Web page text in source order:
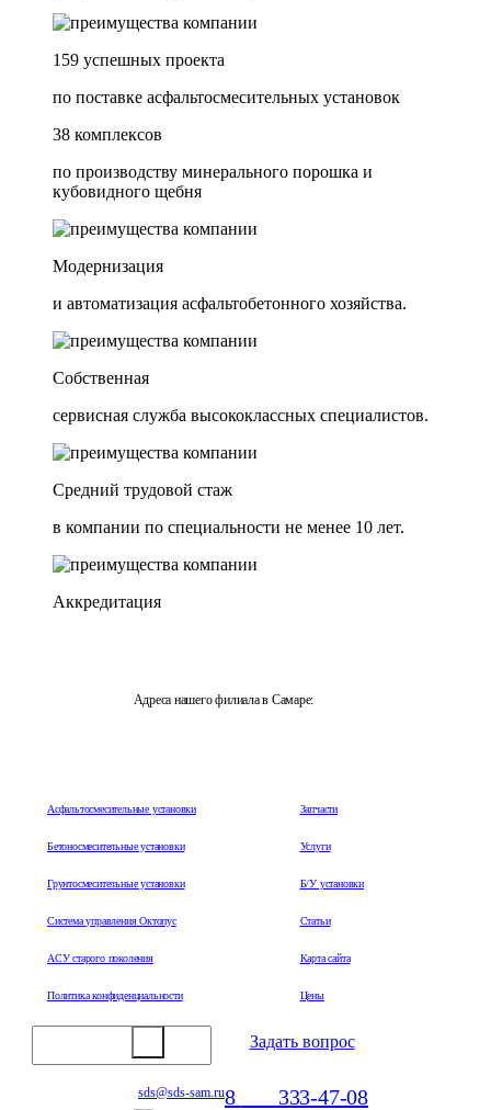
159 успешных проекта
по поставке асфальтосмесительных установок
38 комплексов
по производству минерального порошка и
кубовидного щебня
Модернизация
и автоматизация асфальтобетонного хозяйства.
Собственная
сервисная служба высококлассных специалистов.
Средний трудовой стаж
в компании по специальности не менее 10 лет.
Аккредитация
Адреса нашего филиала в Самаре:
Асфальтосмесительные установки
Бетоносмесительные установки
Грунтосмесительные установки
Система управления Октопус
АСУ старого поколения
Политика конфиденциальности
Запчасти
Услуги
Б/У установки
Статьи
Карта сайта
Цены
Задать вопрос
sds@sds-sam.ru8 333-47-08